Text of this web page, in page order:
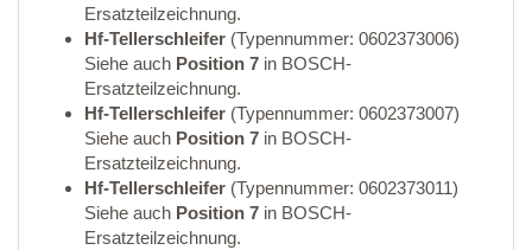
Ersatzteilzeichnung.
Hf-Tellerschleifer (Typennummer: 0602373006)
Siehe auch Position 7 in BOSCH-
Ersatzteilzeichnung.
Hf-Tellerschleifer (Typennummer: 0602373007)
Siehe auch Position 7 in BOSCH-
Ersatzteilzeichnung.
Hf-Tellerschleifer (Typennummer: 0602373011)
Siehe auch Position 7 in BOSCH-
Ersatzteilzeichnung.